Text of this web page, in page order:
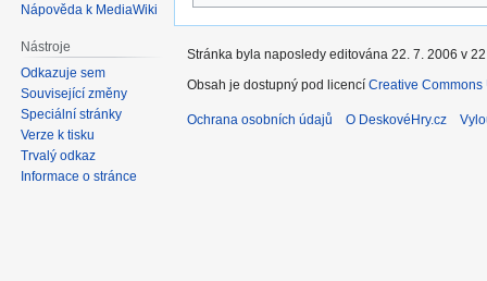
Nápověda k MediaWiki
Nástroje
Odkazuje sem
Související změny
Speciální stránky
Verze k tisku
Trvalý odkaz
Informace o stránce
Stránka byla naposledy editována 22. 7. 2006 v
Obsah je dostupný pod licencí Creative
Ochrana osobních údajů O DeskovéHry.cz